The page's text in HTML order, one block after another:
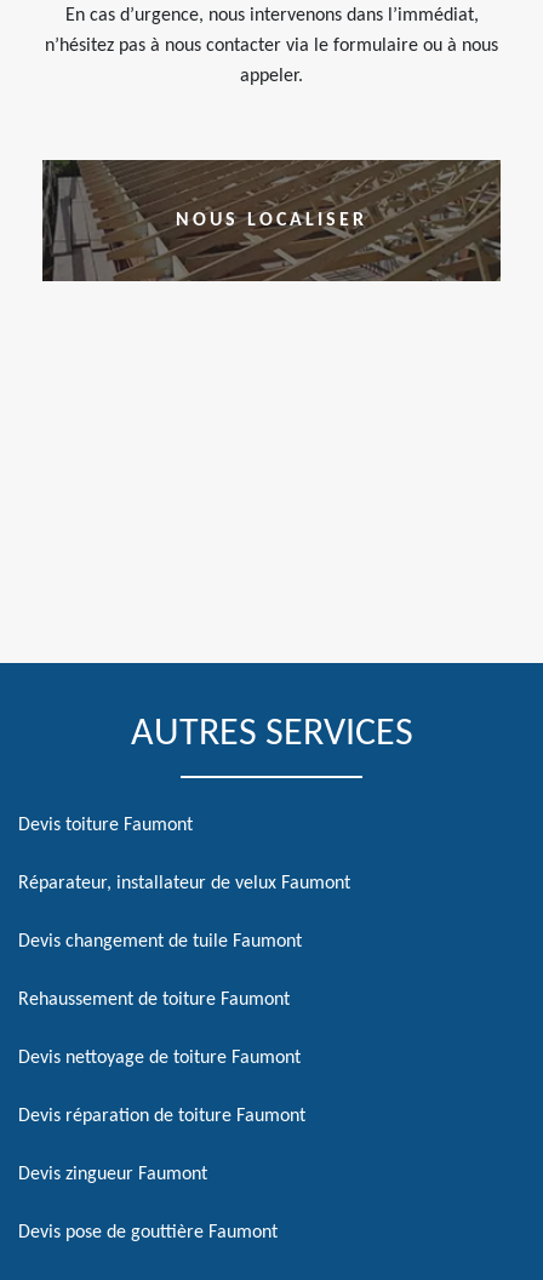
En cas d’urgence, nous intervenons dans l’immédiat,
n’hésitez pas à nous contacter via le formulaire ou à nous
appeler.
NOUS LOCALISER
AUTRES SERVICES
Devis toiture Faumont
Réparateur, installateur de velux Faumont
Devis changement de tuile Faumont
Rehaussement de toiture Faumont
Devis nettoyage de toiture Faumont
Devis réparation de toiture Faumont
Devis zingueur Faumont
Devis pose de gouttière Faumont